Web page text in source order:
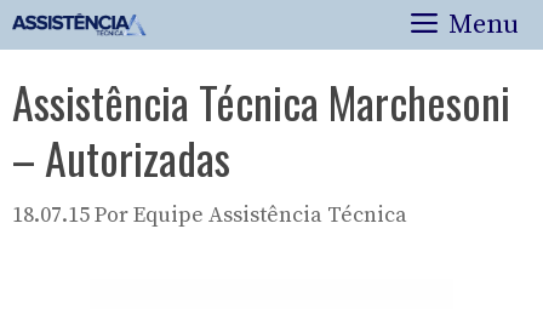
Pular
para
conteúdo
Menu
Assistência Técnica Marchesoni
– Autorizadas
18.07.15PorEquipe Assistência Técnica